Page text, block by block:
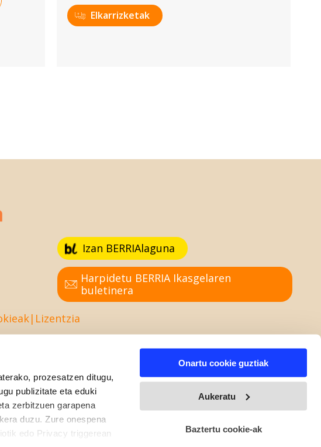
prozesatzen ditugu,
publizitate eta eduki
zerbitzuen garapena
duzu. Zure onespena
edo Privacy triggerean
Onartu cookie guztiak
Aukeratu
Baztertu cookie-ak
Elkarrizketak
Izan BERRIAlaguna
Harpidetu BERRIA Ikasgelaren
buletinera
Lizentzia